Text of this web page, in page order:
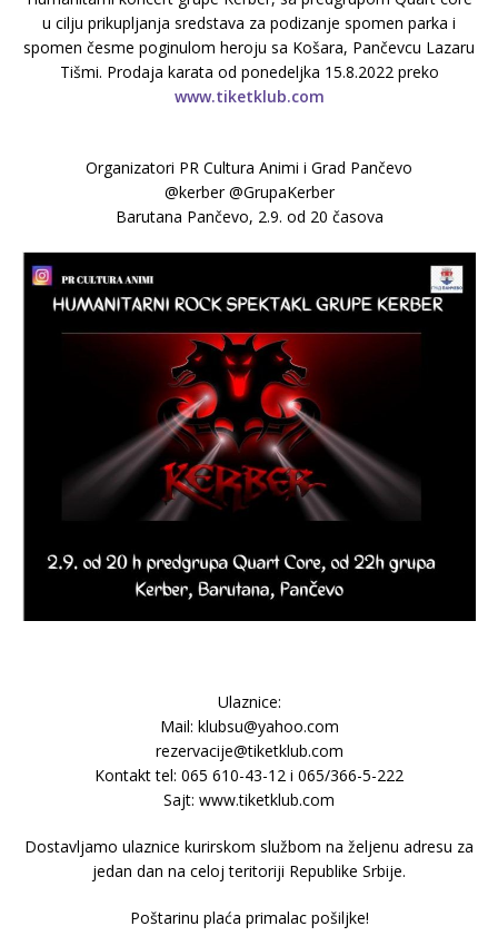
u cilju prikupljanja sredstava za podizanje spomen parka i
spomen česme poginulom heroju sa Košara, Pančevcu Lazaru
Tišmi. Prodaja karata od ponedeljka 15.8.2022 preko
www.tiketklub.com
Organizatori PR Cultura Animi i Grad Pančevo
@kerber @GrupaKerber
Barutana Pančevo, 2.9. od 20 časova
Ulaznice:
Mail: klubsu@yahoo.com
rezervacije@tiketklub.com
Kontakt tel: 065 610-43-12 i 065/366-5-222
Sajt: www.tiketklub.com
Dostavljamo ulaznice kurirskom službom na željenu adresu za
jedan dan na celoj teritoriji Republike Srbije.
Poštarinu plaća primalac pošiljke!